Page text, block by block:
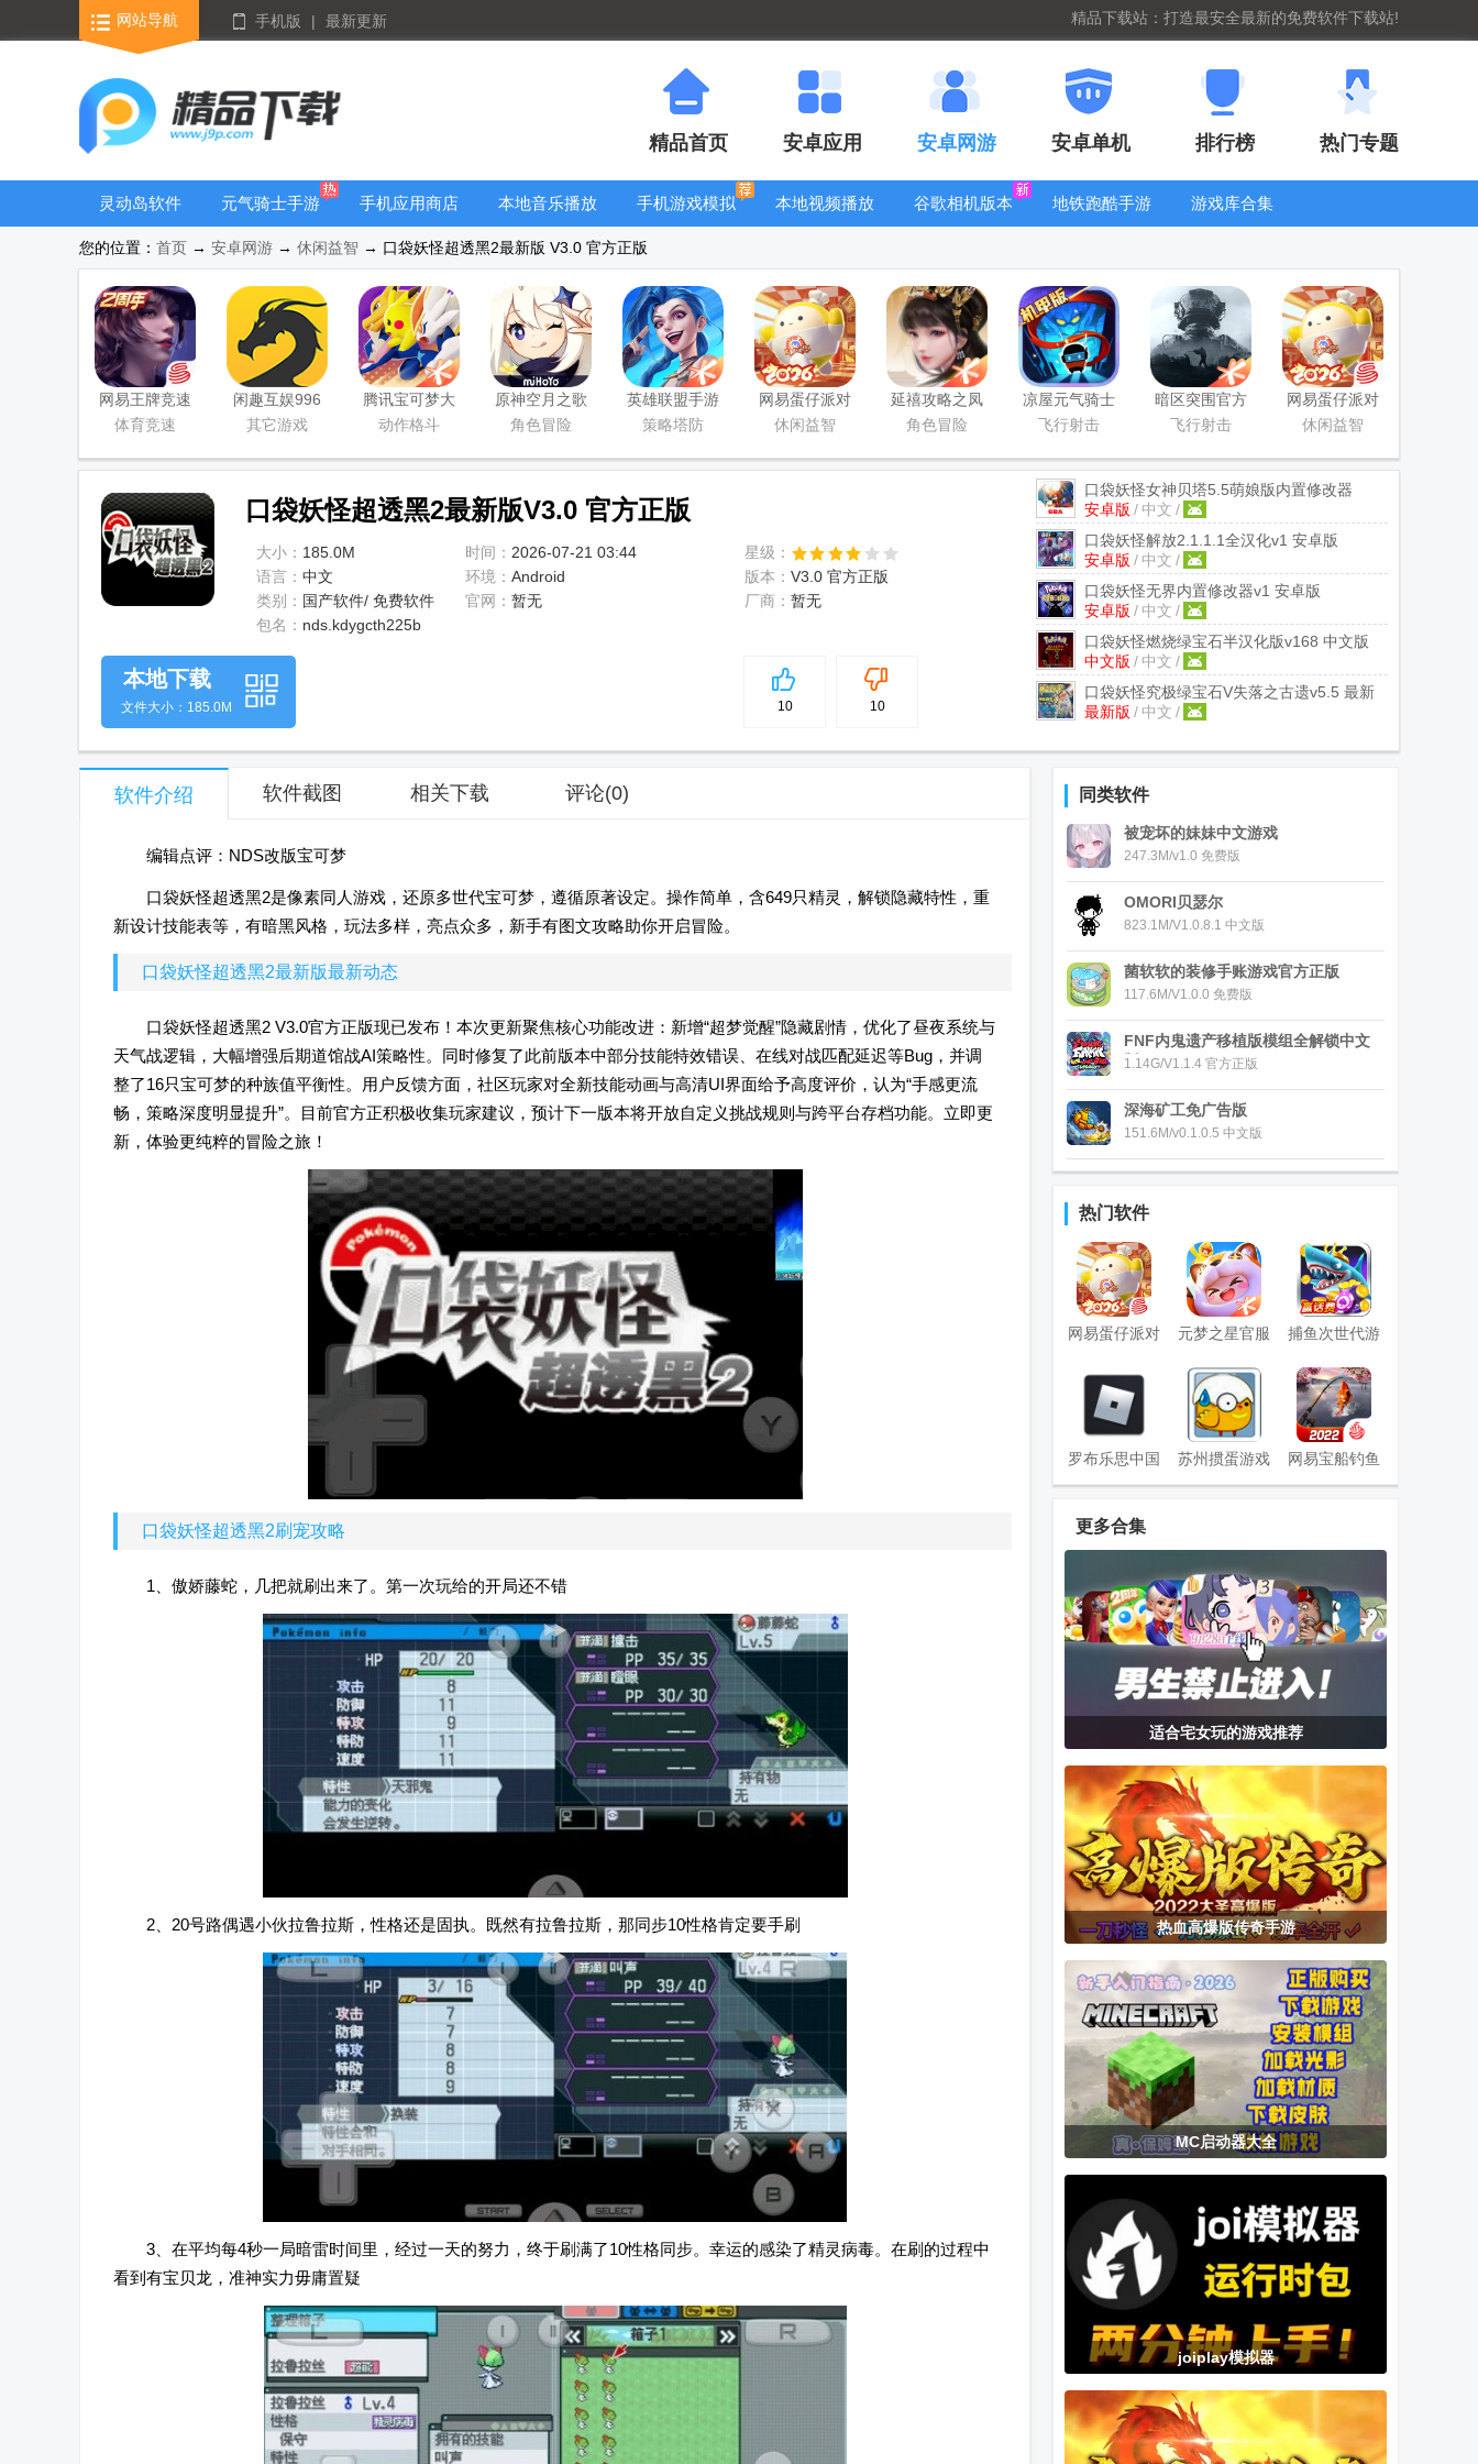
网站导航 手机版 | 最新更新 精品下载站：打造最安全最新的免费软件下载站!
精品首页 安卓应用 安卓网游 安卓单机 排行榜 热门专题
灵动岛软件
元气骑士手游
手机应用商店
本地音乐播放
手机游戏模拟
器安卓版合集
本地视频播放
谷歌相机版本
地铁跑酷手游
游戏库合集
看器
您的位置： 首页 → 安卓网游 → 休闲益智 → 口袋妖怪超透黑2最新版 V3.0 官方正版
网易王牌竞速
手游
体育竞速
闲趣互娱996
传奇盒子官方
其它游戏
腾讯宝可梦大
集结国服正式
动作格斗
原神空月之歌
版本
角色冒险
英雄联盟手游
国服正版
策略塔防
网易蛋仔派对
工坊版游戏
休闲益智
延禧攻略之凤
凰于飞官方版
角色冒险
凉屋元气骑士
官方正版
飞行射击
暗区突围官方
版
飞行射击
网易蛋仔派对
联机版
休闲益智
口袋妖怪超透黑2最新版V3.0 官方正版
大小： 185.0M 时间： 2026-07-21 03:44
星级：
语言： 中文 环境： Android 版本： V3.0 官方正版
类别： 国产软件/ 免费软件 官网： 暂无 厂商： 暂无
包名： nds.kdygcth225b
口袋妖怪女神贝塔5.5萌娘版内置修改器
v2024.04.25.12 安卓版
安卓版 / 中文 /
口袋妖怪解放2.1.1.1全汉化v1 安卓版
安卓版 / 中文 /
口袋妖怪无界内置修改器v1 安卓版
安卓版 / 中文 /
口袋妖怪燃烧绿宝石半汉化版v168 中文版
中文版 / 中文 /
口袋妖怪究极绿宝石V失落之古遗v5.5 最新
版
最新版 / 中文 /
5
10 10
本地下载
文件大小：185.0M
软件介绍 软件截图 相关下载 评论(0)
编辑点评：NDS改版宝可梦
口袋妖怪超透黑2是像素同人游戏，还原多世代宝可梦，遵循原著设定。操作简单，含649只精灵，解锁隐藏特性，重
新设计技能表等，有暗黑风格，玩法多样，亮点众多，新手有图文攻略助你开启冒险。
口袋妖怪超透黑2最新版最新动态
口袋妖怪超透黑2 V3.0官方正版现已发布！本次更新聚焦核心功能改进：新增“超梦觉醒”隐藏剧情，优化了昼夜系统与
天气战逻辑，大幅增强后期道馆战AI策略性。同时修复了此前版本中部分技能特效错误、在线对战匹配延迟等Bug，并调
整了16只宝可梦的种族值平衡性。用户反馈方面，社区玩家对全新技能动画与高清UI界面给予高度评价，认为“手感更流
畅，策略深度明显提升”。目前官方正积极收集玩家建议，预计下一版本将开放自定义挑战规则与跨平台存档功能。立即更
新，体验更纯粹的冒险之旅！
口袋妖怪超透黑2刷宠攻略
1、傲娇藤蛇，几把就刷出来了。第一次玩给的开局还不错
2、20号路偶遇小伙拉鲁拉斯，性格还是固执。既然有拉鲁拉斯，那同步10性格肯定要手刷
3、在平均每4秒一局暗雷时间里，经过一天的努力，终于刷满了10性格同步。幸运的感染了精灵病毒。在刷的过程中
看到有宝贝龙，准神实力毋庸置疑
同类软件
被宠坏的妹妹中文游戏
247.3M/v1.0 免费版
OMORI贝瑟尔
823.1M/V1.0.8.1 中文版
菌软软的装修手账游戏官方正版
117.6M/V1.0.0 免费版
FNF内鬼遗产移植版模组全解锁中文
版
1.14G/V1.1.4 官方正版
深海矿工免广告版
151.6M/v0.1.0.5 中文版
热门软件
网易蛋仔派对
元梦之星官服
版
捕鱼次世代游
戏最新版
罗布乐思中国
版
苏州掼蛋游戏
最新版
网易宝船钓鱼
大对决手游
保卫萝卜4 腾
讯版下载
指尖领主
西奥小镇手游
中文版
版(Akinator)
肤编辑器Skin
Editor 3D手机
版
白也修改器免
费版
最后的起源汉
化版
rfs真实飞行模
拟器pro免费
版
洗脑狂妄大小
姐2正式版游
戏
被宠坏的妹妹
中文游戏
AstralGame联
机工具
超级雷电战神
更多合集
适合宅女玩的游戏推荐
热血高爆版传奇手游
MC启动器大全
joiplay模拟器